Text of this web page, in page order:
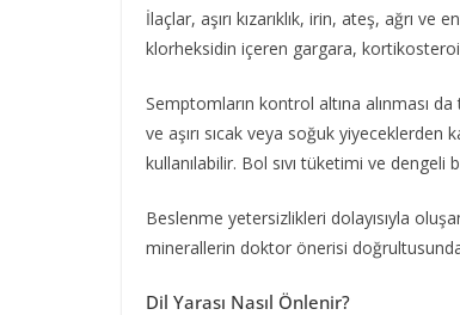
İlaçlar, aşırı kızarıklık, irin, ateş, ağrı
klorheksidin içeren gargara,
Semptomların kontrol altına alınması
ve aşırı sıcak veya soğuk yiyeceklerden
kullanılabilir. Bol sıvı tüketimi ve dengeli
Beslenme yetersizlikleri dolayısıyla
minerallerin doktor önerisi
Dil Yarası Nasıl Önlenir?